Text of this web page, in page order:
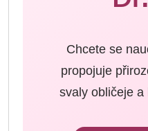
Chcete se
propojuje
svaly obličeje a